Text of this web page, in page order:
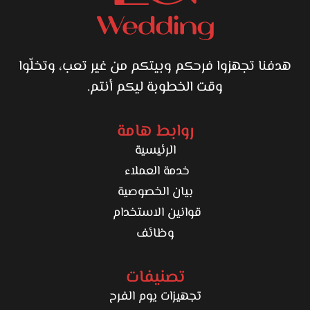
داخل على خطوة الجواز وعايز يومه يتوثق بشكل بسيط وطبيعي،
هيلاقي إن yasser.mohamed اختيار مناسب لأنه بيعرف يحوّل
هدفنا تجهزوا فرحكم وبيتكم من غير تعب، وتخلّوا
وقت الخطوبة ليكم أنتم.
روابط هامة
الرئيسية
خدمة العملاء
بيان الخصوصية
قوانين الاستخدام
وظائف
تصنيفات
تجهيزات يوم الفرح